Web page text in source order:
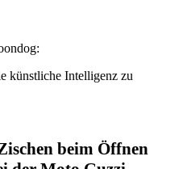
künstliche Intelligenz zu
beim Öffnen